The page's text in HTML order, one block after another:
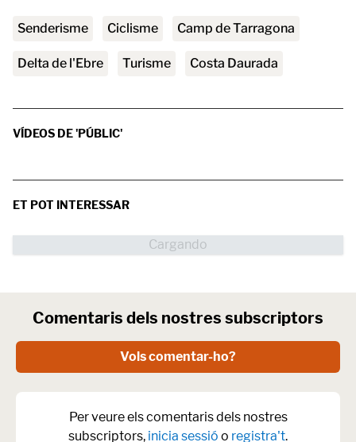
senderisme ciclisme Camp de Tarragona
Delta de l'Ebre turisme Costa Daurada
VÍDEOS DE 'PÚBLIC'
ET POT INTERESSAR
Comentaris dels nostres subscriptors
Vols comentar-ho?
Per veure els comentaris dels nostres
subscriptors, inicia sessió o registra't.